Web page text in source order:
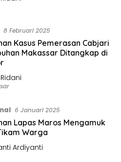
8 Februari 2025
Kasus Pemerasan Cabjari
Makassar Ditangkap di
6 Januari 2025
Lapas Maros Mengamuk
Warga
Ardiyanti